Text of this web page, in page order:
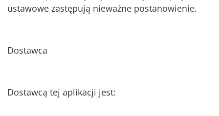
ustawowe zastępują nieważne postanowienie.
Dostawca
Dostawcą tej aplikacji jest: